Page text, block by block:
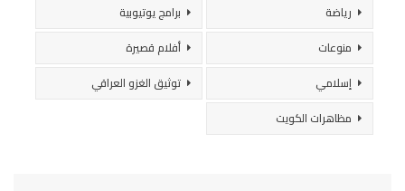
رياضة
برامج يوتيوبية
منوعات
أفلام قصيرة
إسلامي
توثيق الغزو العراقي
مظاهرات الكويت